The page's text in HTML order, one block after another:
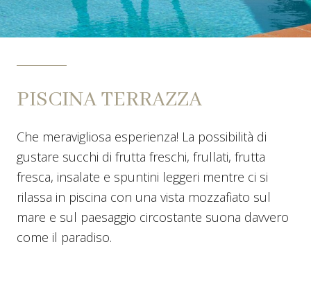
PISCINA TERRAZZA
Che meravigliosa esperienza! La possibilità di
gustare succhi di frutta freschi, frullati, frutta
fresca, insalate e spuntini leggeri mentre ci si
rilassa in piscina con una vista mozzafiato sul
mare e sul paesaggio circostante suona davvero
come il paradiso.